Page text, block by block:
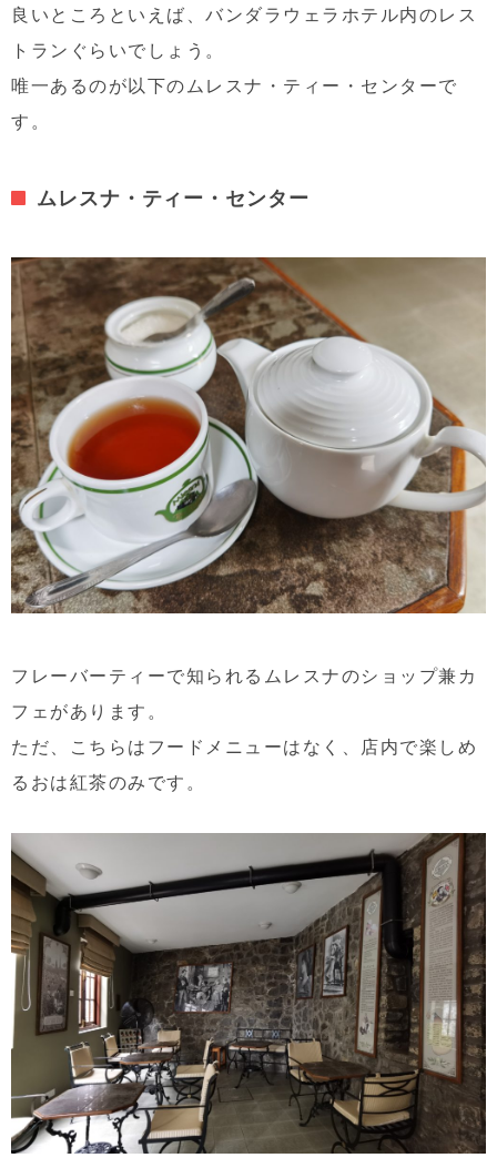
良いところといえば、バンダラウェラホテル内のレス
トランぐらいでしょう。
唯一あるのが以下のムレスナ・ティー・センターで
す。
ムレスナ・ティー・センター
フレーバーティーで知られるムレスナのショップ兼カ
フェがあります。
ただ、こちらはフードメニューはなく、店内で楽しめ
るおは紅茶のみです。